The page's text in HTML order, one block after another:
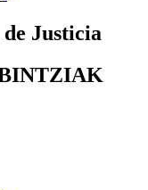
Justicia